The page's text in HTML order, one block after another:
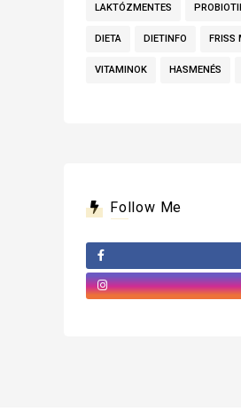
LAKTÓZMENTES
DIETA DIETINFO FRISS
VITAMINOK HASMENÉS
Follow Me